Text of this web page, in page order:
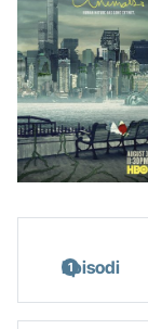
Episodi